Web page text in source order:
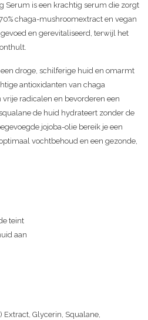
Serum is een krachtig serum die zorgt
chaga-mushroomextract en vegan
en gerevitaliseerd, terwijl het
droge, schilferige huid en omarmt
antioxidanten van chaga
radicalen en bevorderen een
de huid hydrateert zonder de
jojoba-olie bereik je een
vochtbehoud en een gezonde,
teint
aan
Glycerin, Squalane,